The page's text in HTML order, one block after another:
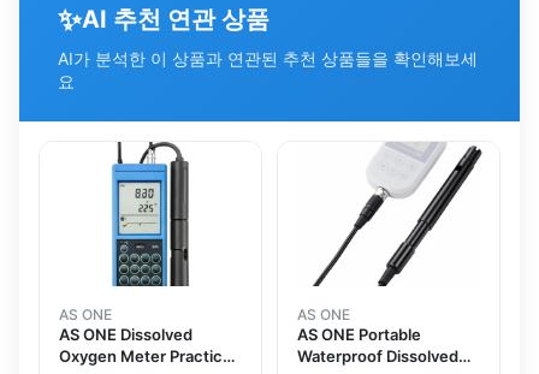
✨AI 추천 연관 상품
AI가 분석한 이 상품과 연관된 추천 상품들을 확인해보세
요
AS ONE
AS ONE Dissolved
Oxygen Meter Practical
AS ONE
AS ONE Portable
Waterproof Dissolved